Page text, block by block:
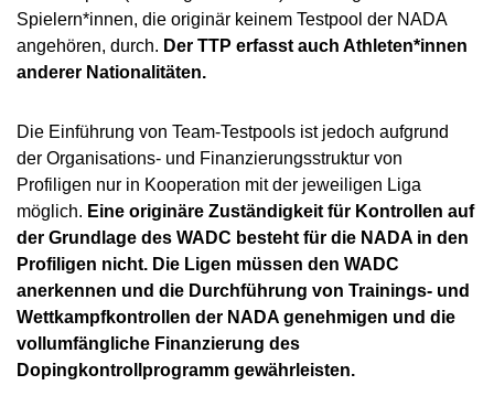
Spielern*innen, die originär keinem Testpool der NADA
angehören, durch. Der TTP erfasst auch Athleten*innen
anderer Nationalitäten.
Die Einführung von Team-Testpools ist jedoch aufgrund
der Organisations- und Finanzierungsstruktur von
Profiligen nur in Kooperation mit der jeweiligen Liga
möglich. Eine originäre Zuständigkeit für Kontrollen auf
der Grundlage des WADC besteht für die NADA in den
Profiligen nicht. Die Ligen müssen den WADC
anerkennen und die Durchführung von Trainings- und
Wettkampfkontrollen der NADA genehmigen und die
vollumfängliche Finanzierung des
Dopingkontrollprogramm gewährleisten.